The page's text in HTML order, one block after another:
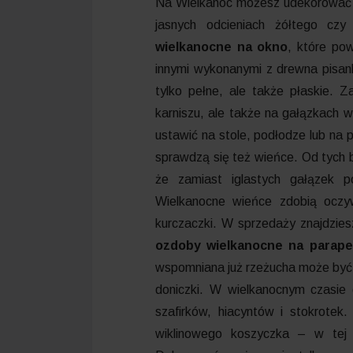
Na Wielkanoc możesz
jasnych odcieniach żółtego
wielkanocne na okno, które
innymi wykonanymi z drewna
tylko pełne, ale także płaskie.
karniszu, ale także na gałązkach
ustawić na stole, podłodze lub na
sprawdzą się też wieńce. Od tych
że zamiast iglastych gałązek
Wielkanocne wieńce zdobią
kurczaczki. W sprzedaży
ozdoby wielkanocne na
wspomniana już rzeżucha może
doniczki. W wielkanocnym
szafirków, hiacyntów i
wiklinowego koszyczka – w